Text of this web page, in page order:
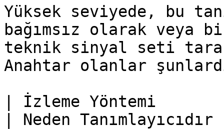
Yüksek seviyede, bu
bağımsız olarak
teknik sinyal seti
Anahtar olanlar
| İzleme Yöntemi
| Neden Tanımlayıcıdır